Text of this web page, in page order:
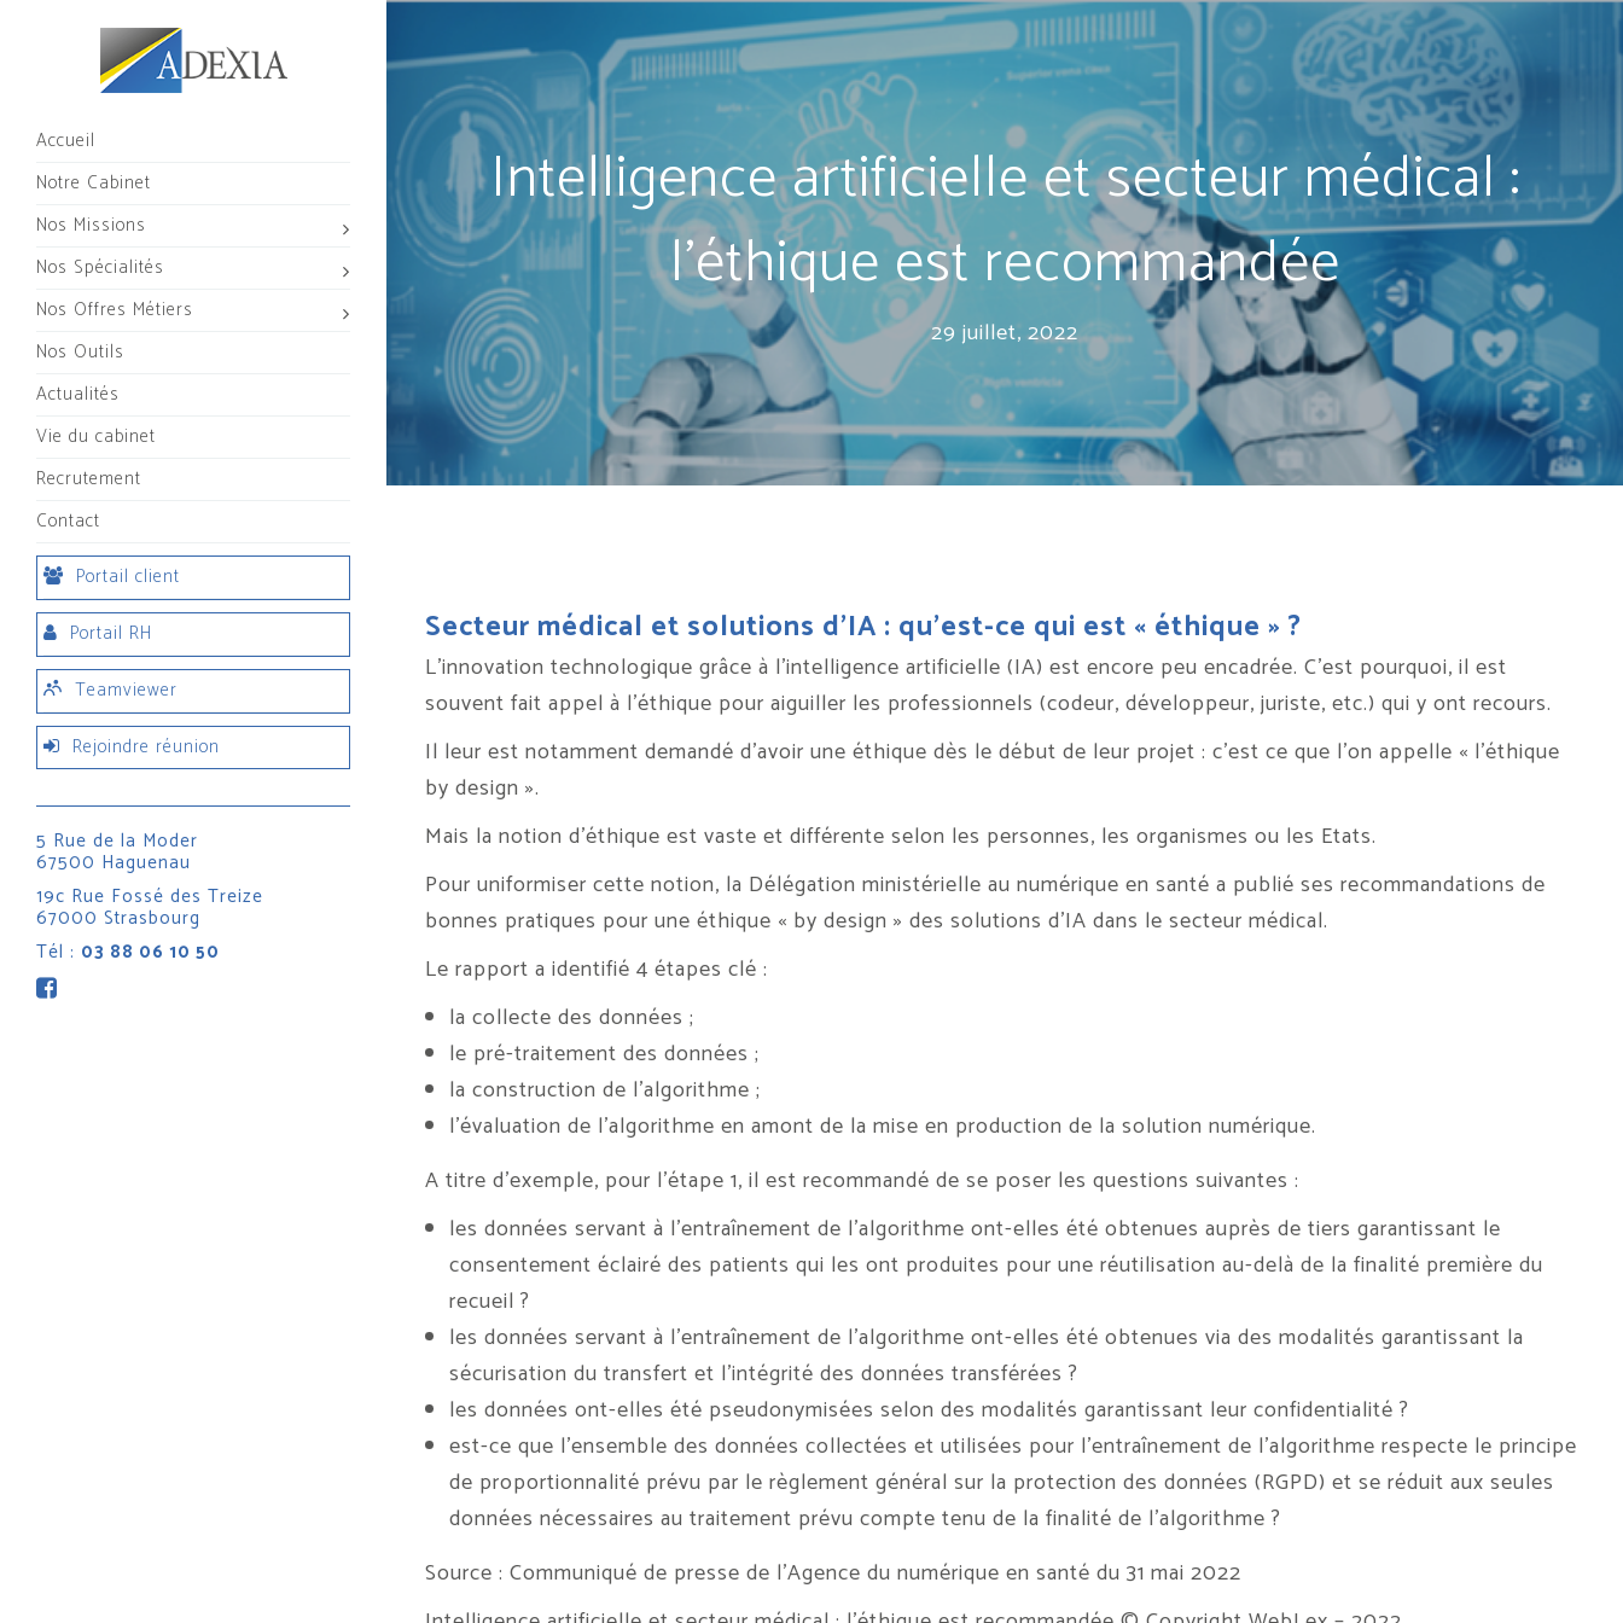
Accueil
Notre Cabinet
Nos Missions
Nos Spécialités
Nos Offres Métiers
Nos Outils
Actualités
Vie du cabinet
Recrutement
Contact
Portail client
Portail RH
Teamviewer
Rejoindre réunion
5 Rue de la Moder
67500 Haguenau
19c Rue Fossé des Treize
67000 Strasbourg
Tél : 03 88 06 10 50
Intelligence artificielle et secteur médical :
l’éthique est recommandée
29 juillet, 2022
Secteur médical et solutions d’IA : qu’est-ce qui est « éthique » ?
L’innovation technologique grâce à l’intelligence artificielle (IA) est encore peu encadrée. C’est pourquoi, il est
souvent fait appel à l’éthique pour aiguiller les professionnels (codeur, développeur, juriste, etc.) qui y ont recours.
Il leur est notamment demandé d’avoir une éthique dès le début de leur projet : c’est ce que l’on appelle « l’éthique
by design ».
Mais la notion d’éthique est vaste et différente selon les personnes, les organismes ou les Etats.
Pour uniformiser cette notion, la Délégation ministérielle au numérique en santé a publié ses recommandations de
bonnes pratiques pour une éthique « by design » des solutions d’IA dans le secteur médical.
Le rapport a identifié 4 étapes clé :
la collecte des données ;
le pré-traitement des données ;
la construction de l’algorithme ;
l’évaluation de l’algorithme en amont de la mise en production de la solution numérique.
A titre d’exemple, pour l’étape 1, il est recommandé de se poser les questions suivantes :
les données servant à l’entraînement de l’algorithme ont-elles été obtenues auprès de tiers garantissant le
consentement éclairé des patients qui les ont produites pour une réutilisation au-delà de la finalité première du
recueil ?
les données servant à l’entraînement de l’algorithme ont-elles été obtenues via des modalités garantissant la
sécurisation du transfert et l’intégrité des données transférées ?
les données ont-elles été pseudonymisées selon des modalités garantissant leur confidentialité ?
est-ce que l’ensemble des données collectées et utilisées pour l’entraînement de l’algorithme respecte le principe
de proportionnalité prévu par le règlement général sur la protection des données (RGPD) et se réduit aux seules
données nécessaires au traitement prévu compte tenu de la finalité de l’algorithme ?
Source : Communiqué de presse de l’Agence du numérique en santé du 31 mai 2022